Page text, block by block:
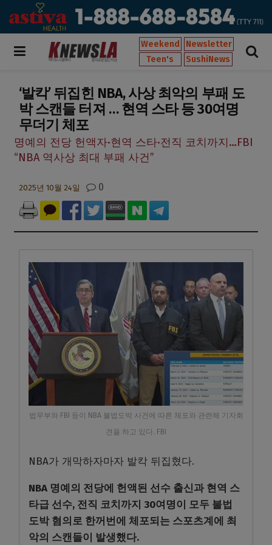
Weekend
Newsletter
Teen's
SushiNews
‘발칵’ 뒤집힌 NBA, 사상 최악의 부패 도
박 스캔들 터져 … 현역 스타 등 30여명
무더기 체포
명예의 전당 헌액자·현역 스타·전직 코치까지…FBI
“NBA 역사상 최대 부패 사건”
2025년 10월 24일 0
법무부와 FBI 등이 NBA 불법도박 사건에 따른 체포와 관련해 기자회
견을 하고 있다. FBI
NBA가 개막하자마자 발칵 뒤집혔다.
NBA 명예의 전당에 헌액된 선수 출신과 현역 스
타급 선수, 전직 코치까지 30여명이 모두 불법
도박 혐의로 한꺼번에 체포되는 스포츠계에 최
악의 스캔들이 발생했다.